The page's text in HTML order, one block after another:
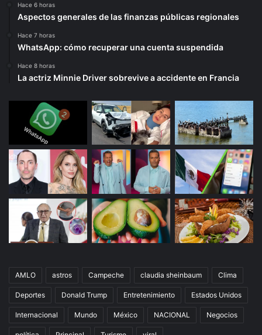
Hace 6 horas
Aspectos generales de las finanzas públicas regionales
Hace 7 horas
WhatsApp: cómo recuperar una cuenta suspendida
Hace 8 horas
La actriz Minnie Driver sobrevive a accidente en Francia
AMLO astros Campeche claudia sheinbaum Clima
Deportes Donald Trump Entretenimiento Estados Unidos
Internacional Mundo México NACIONAL Negocios